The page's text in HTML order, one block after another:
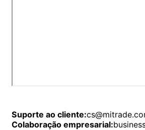
Suporte ao cliente:
Colaboração empresarial: